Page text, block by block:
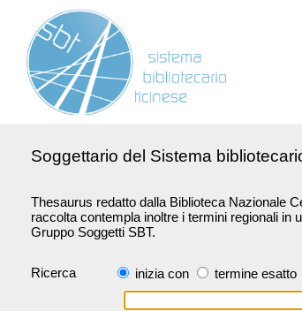
Soggettario del Sistema
Thesaurus redatto dalla Biblioteca Nazionale
raccolta contempla inoltre i termini regionali in
Gruppo Soggetti SBT.
Ricerca inizia con termine esatto